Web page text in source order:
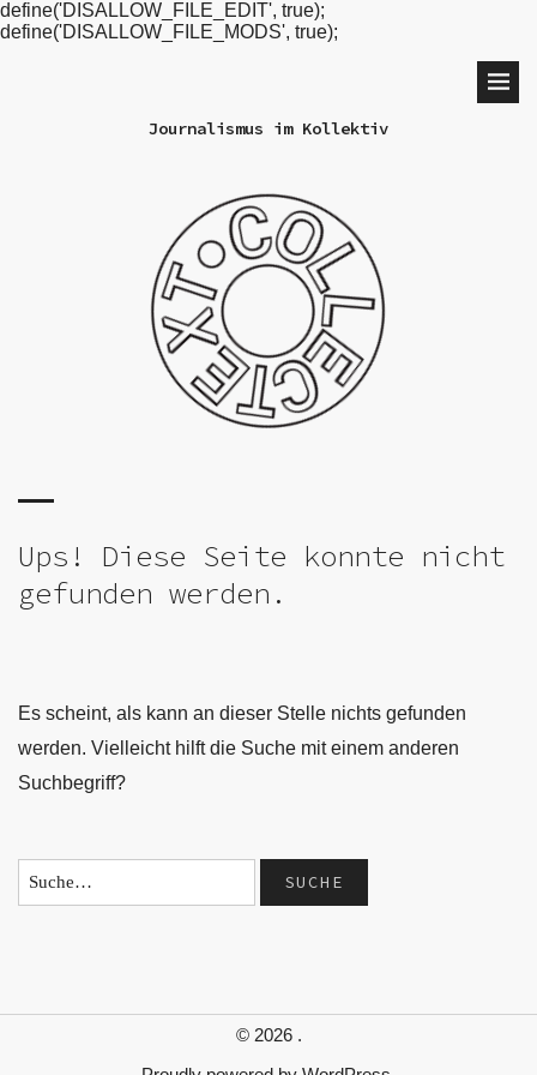
define('DISALLOW_FILE_EDIT', true);
define('DISALLOW_FILE_MODS', true);
Journalismus im Kollektiv
Ups! Diese Seite konnte nicht
gefunden werden.
Es scheint, als kann an dieser Stelle nichts gefunden
werden. Vielleicht hilft die Suche mit einem anderen
Suchbegriff?
© 2026 .